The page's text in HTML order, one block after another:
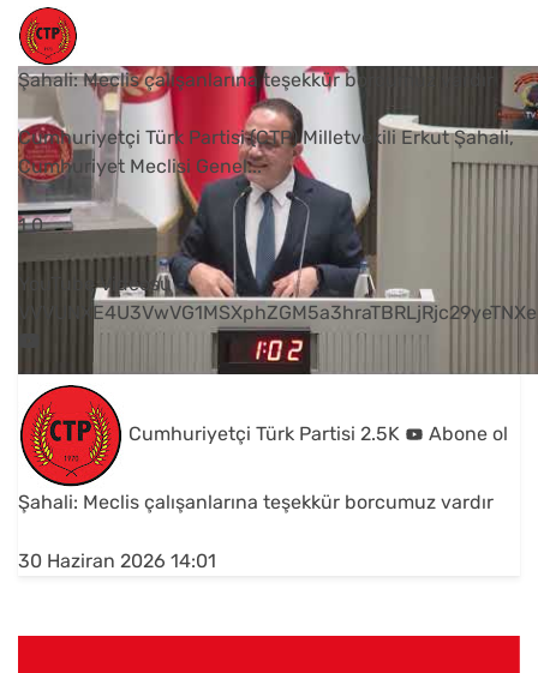
Şahali: Meclis çalışanlarına teşekkür borcumuz vardır
Cumhuriyetçi Türk Partisi (CTP) Milletvekili Erkut Şahali,
Cumhuriyet Meclisi Genel...
1 0
YouTube Videosu
Cumhuriyetçi Türk Partisi 2.5K Abone ol
Şahali: Meclis çalışanlarına teşekkür borcumuz vardır
30 Haziran 2026 14:01